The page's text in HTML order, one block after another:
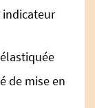
indicateur
de mise en